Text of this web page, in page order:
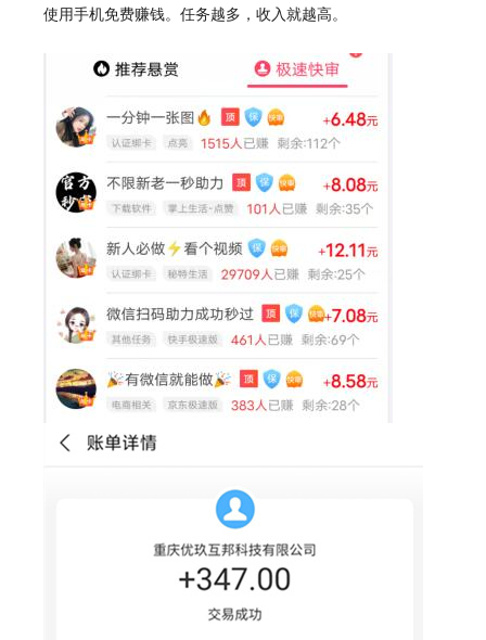
使用手机免费赚钱。任务越多，收入就越高。